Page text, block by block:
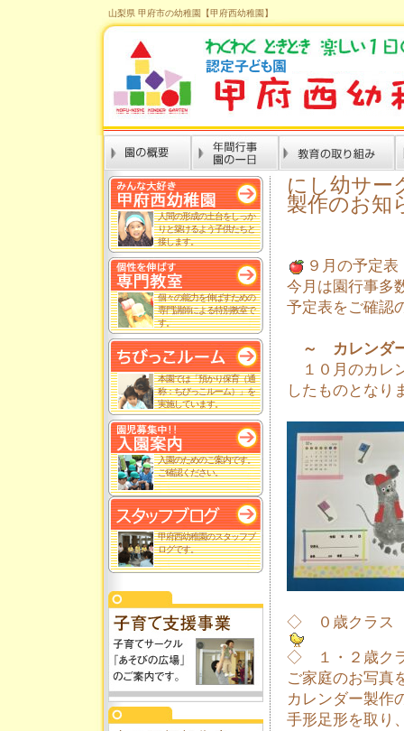
山梨県 甲府市の幼稚園【甲府西幼稚園】
にし幼サー
製作のお知
９月の予
今月は園行事多
予定表をご確認
～ カレンダ
１０月のカレ
したものとなり
◇ ０歳クラス
◇ １・２歳ク
ご家庭のお写真
カレンダー製作
手形足形を取り
人間の形成の土台をしっか
りと築けるよう子供たちと
接します。
個々の能力を伸ばすための
専門講師による特別教室で
す。
本園では「預かり保育（通
称：ちびっこルーム）」を
実施しています。
入園のためのご案内です。
ご確認ください。
甲府西幼稚園のスタッフブ
ログです。